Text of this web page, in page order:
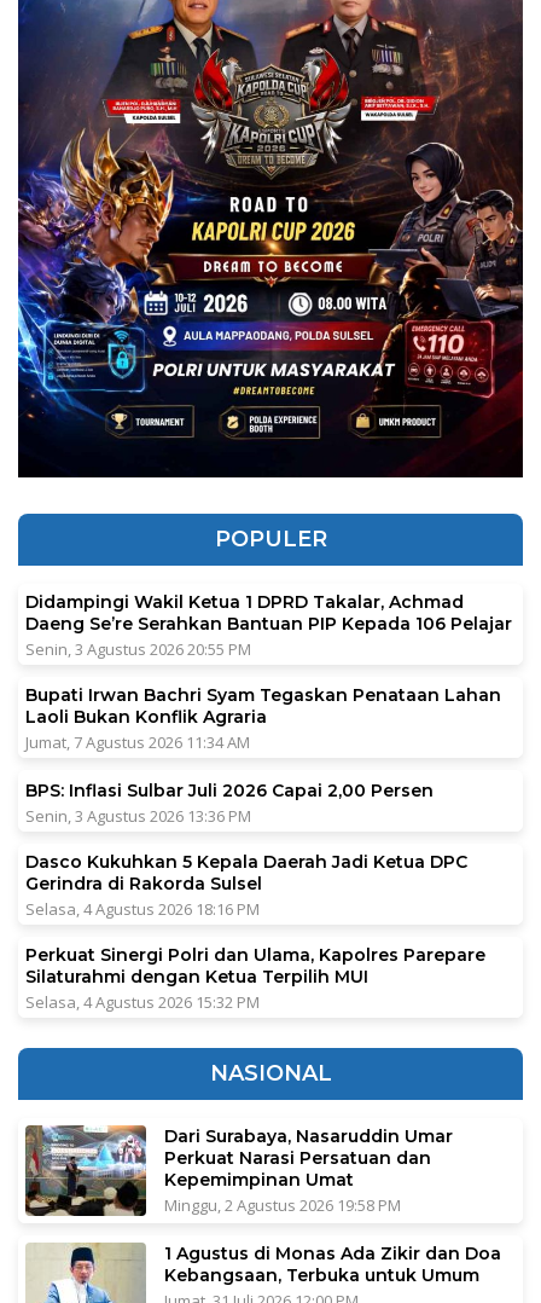
POPULER
Didampingi Wakil Ketua 1 DPRD Takalar, Achmad
Daeng Se’re Serahkan Bantuan PIP Kepada 106 Pelajar
Senin, 3 Agustus 2026 20:55 PM
Bupati Irwan Bachri Syam Tegaskan Penataan Lahan
Laoli Bukan Konflik Agraria
Jumat, 7 Agustus 2026 11:34 AM
BPS: Inflasi Sulbar Juli 2026 Capai 2,00 Persen
Senin, 3 Agustus 2026 13:36 PM
Dasco Kukuhkan 5 Kepala Daerah Jadi Ketua DPC
Gerindra di Rakorda Sulsel
Selasa, 4 Agustus 2026 18:16 PM
Perkuat Sinergi Polri dan Ulama, Kapolres Parepare
Silaturahmi dengan Ketua Terpilih MUI
Selasa, 4 Agustus 2026 15:32 PM
NASIONAL
Dari Surabaya, Nasaruddin Umar
Perkuat Narasi Persatuan dan
Kepemimpinan Umat
Minggu, 2 Agustus 2026 19:58 PM
1 Agustus di Monas Ada Zikir dan Doa
Kebangsaan, Terbuka untuk Umum